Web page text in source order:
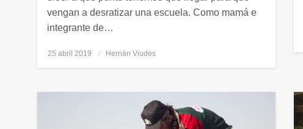
vengan a desratizar una escuela. Como mamá e
integrante de…
Publicado
25 abril 2019 Hernán Viudes